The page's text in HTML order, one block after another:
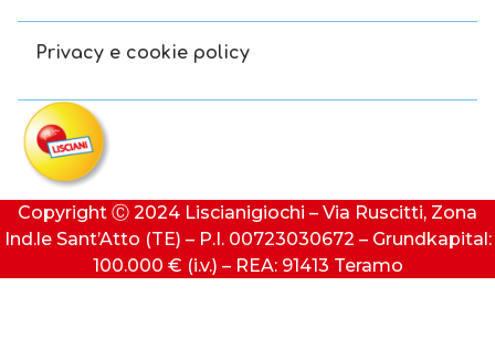
Privacy e cookie policy
Copyright Ⓒ 2024 Liscianigiochi – Via Ruscitti, Zona
Ind.le Sant’Atto (TE) – P.I. 00723030672 – Grundkapital:
100.000 € (i.v.) – REA: 91413 Teramo